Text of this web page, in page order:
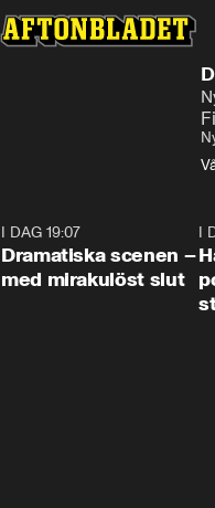
I DAG 19:07
Dramatiska scenen –
med mirakulöst slut
I